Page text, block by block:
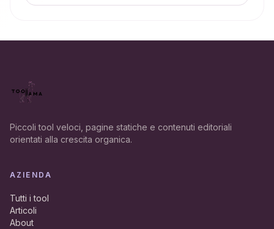
Piccoli tool veloci, pagine statiche e contenuti editoriali
orientati alla crescita organica.
AZIENDA
Tutti i tool
Articoli
About